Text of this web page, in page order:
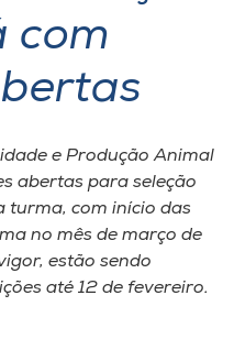
com
e Produção Animal
abertas para seleção
turma, com início das
no mês de março de
estão sendo
até 12 de fevereiro.